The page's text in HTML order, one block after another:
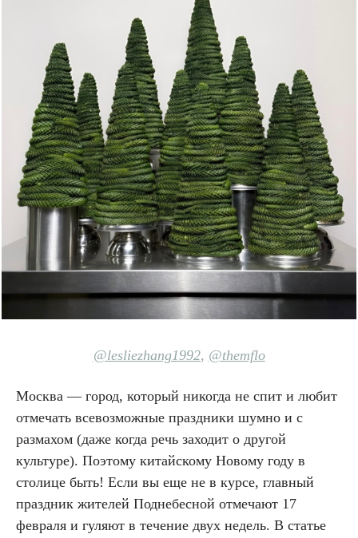
@lesliezhang1992, @themflo
Москва — город, который никогда не спит и любит
отмечать всевозможные праздники шумно и с
размахом (даже когда речь заходит о другой
культуре). Поэтому китайскому Новому году в
столице быть! Если вы еще не в курсе, главный
праздник жителей Поднебесной отмечают 17
февраля и гуляют в течение двух недель. В статье